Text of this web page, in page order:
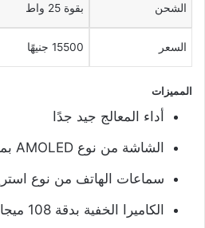
الشحن بقوة 25 واط
السعر 15500 جنيهًا
المميزات
أداء المعالج جيد جدًا
الشاشة من نوع AMOLED بمعدل تحديث 120 هرتز
سماعات الهاتف من نوع